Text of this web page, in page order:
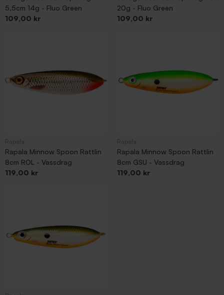
5,5cm 14g - Fluo Green
Pris
109,00 kr
20g - Fluo Green
Pris
109,00 kr
Rapala Minnow Spoon Rattlin
8cm ROL - Vassdrag
Pris
119,00 kr
Rapala Minnow Spoon Rattlin
8cm GSU - Vassdrag
Pris
119,00 kr